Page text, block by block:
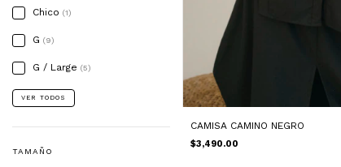
Chico (1)
G (9)
G / Large (5)
VER TODOS
TAMAÑO
CAMISA CAMINO NEGRO
$3,490.00